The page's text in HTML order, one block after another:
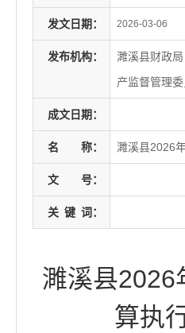
发文日期： 2026-03-06
发布机构：
濉溪县财政
产监督管理委
成文日期：
名 称： 濉溪县2026
文 号：
关 键 词：
濉溪县2026
算执